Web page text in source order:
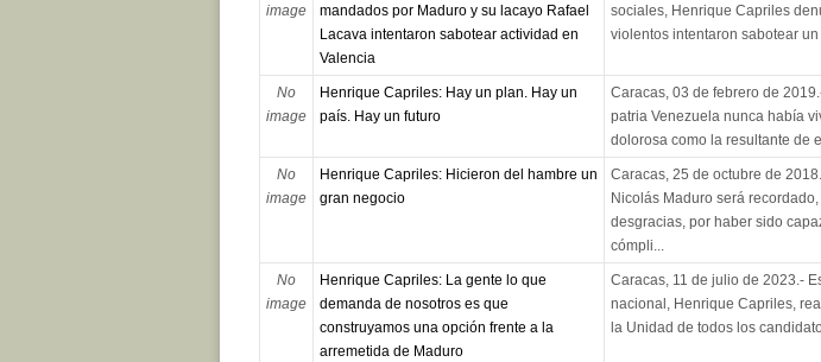
image
mandados por Maduro y su lacayo Rafael
Lacava intentaron sabotear actividad en
Valencia
sociales, Henrique Capriles
violentos intentaron sabotear
No
image
Henrique Capriles: Hay un plan. Hay un
país. Hay un futuro
Caracas, 03 de febrero de
patria Venezuela nunca había
dolorosa como la resultante de
No
image
Henrique Capriles: Hicieron del hambre un
gran negocio
Caracas, 25 de octubre de
Nicolás Maduro será
desgracias, por haber sido
cómpli...
No
image
Henrique Capriles: La gente lo que
demanda de nosotros es que
construyamos una opción frente a la
arremetida de Maduro
Caracas, 11 de julio de 2023.-
nacional, Henrique Capriles,
la Unidad de todos los